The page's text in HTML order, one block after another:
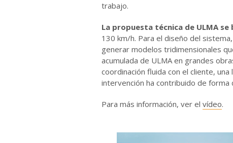
trabajo.
La propuesta técnica de ULMA
130 km/h. Para el diseño del
generar modelos tridimensionales
acumulada de ULMA en grandes
coordinación fluida con el cliente,
intervención ha contribuido de forma
Para más información, ver el vídeo.